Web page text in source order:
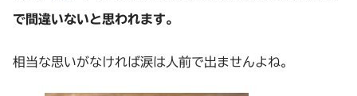
で間違いないと思われます。
相当な思いがなければ涙は人前で出ませんよね。